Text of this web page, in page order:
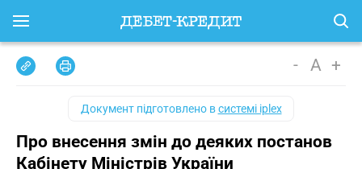
- A +
Документ підготовлено всистемі iplex
Про внесення змін до деяких постанов
Кабінету Міністрів України